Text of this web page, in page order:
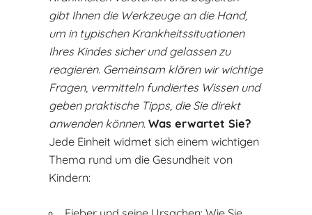
gibt Ihnen die Werkzeuge an die Hand,
um in typischen Krankheitssituationen
Ihres Kindes sicher und gelassen zu
reagieren. Gemeinsam klären wir wichtige
Fragen, vermitteln fundiertes Wissen und
geben praktische Tipps, die Sie direkt
anwenden können. Was erwartet Sie?
Jede Einheit widmet sich einem wichtigen
Thema rund um die Gesundheit von
Kindern: